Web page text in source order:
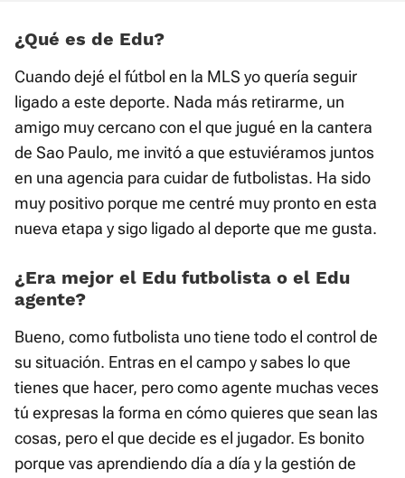
¿Qué es de Edu?
Cuando dejé el fútbol en la MLS yo quería seguir
ligado a este deporte. Nada más retirarme, un
amigo muy cercano con el que jugué en la cantera
de Sao Paulo, me invitó a que estuviéramos juntos
en una agencia para cuidar de futbolistas. Ha sido
muy positivo porque me centré muy pronto en esta
nueva etapa y sigo ligado al deporte que me gusta.
¿Era mejor el Edu futbolista o el Edu
agente?
Bueno, como futbolista uno tiene todo el control de
su situación. Entras en el campo y sabes lo que
tienes que hacer, pero como agente muchas veces
tú expresas la forma en cómo quieres que sean las
cosas, pero el que decide es el jugador. Es bonito
porque vas aprendiendo día a día y la gestión de